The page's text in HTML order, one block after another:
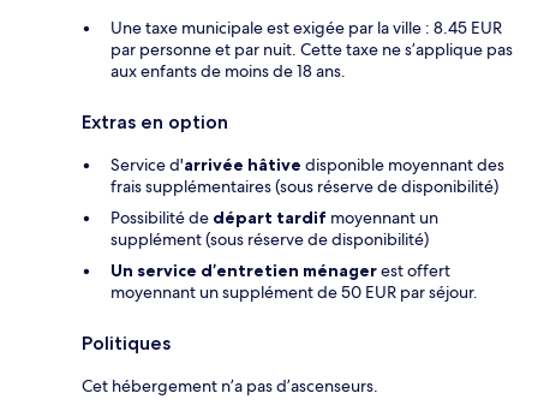
Une taxe municipale est exigée par la ville : 8.45 EUR
par personne et par nuit. Cette taxe ne s’applique pas
aux enfants de moins de 18 ans.
Extras en option
Service d'arrivée hâtive disponible moyennant des
frais supplémentaires (sous réserve de disponibilité)
Possibilité de départ tardif moyennant un
supplément (sous réserve de disponibilité)
Un service d’entretien ménagerest offert
moyennant un supplément de 50 EUR par séjour.
Politiques
Cet hébergement n’a pas d’ascenseurs.